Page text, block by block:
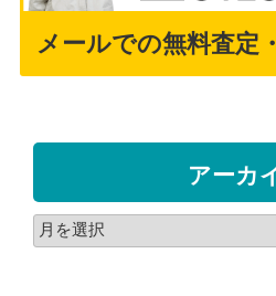
メールでの無料査定
アーカ